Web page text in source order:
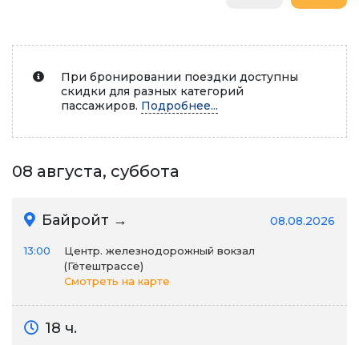
При бронировании поездки доступны
скидки для разных категорий
пассажиров. Подробнее...
08 августа, суббота
Байройт → 08.08.2026
13:00
Центр. железнодорожный вокзал
(Гётештрассе)
Смотреть на карте
18 ч.